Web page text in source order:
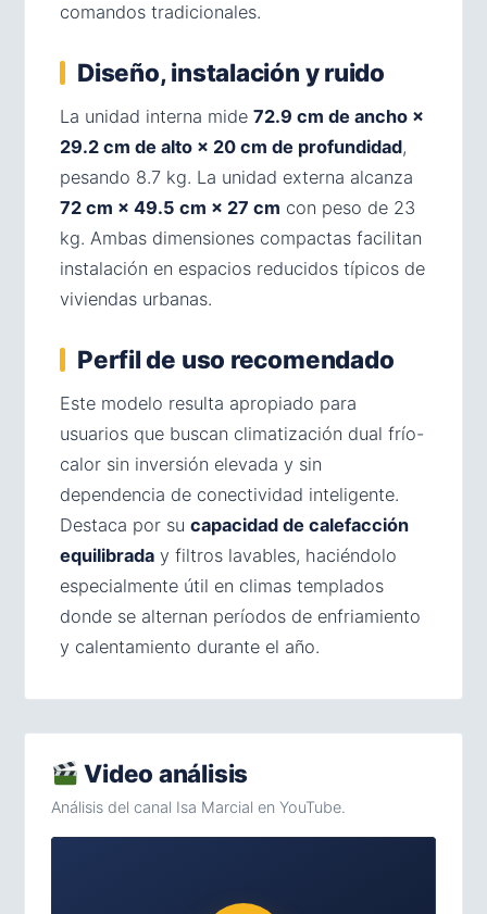
comandos tradicionales.
Diseño, instalación y ruido
La unidad interna mide 72.9 cm de ancho ×
29.2 cm de alto × 20 cm de profundidad,
pesando 8.7 kg. La unidad externa alcanza
72 cm × 49.5 cm × 27 cm con peso de 23
kg. Ambas dimensiones compactas facilitan
instalación en espacios reducidos típicos de
viviendas urbanas.
Perfil de uso recomendado
Este modelo resulta apropiado para
usuarios que buscan climatización dual frío-
calor sin inversión elevada y sin
dependencia de conectividad inteligente.
Destaca por su capacidad de calefacción
equilibrada y filtros lavables, haciéndolo
especialmente útil en climas templados
donde se alternan períodos de enfriamiento
y calentamiento durante el año.
Video análisis
Análisis del canal Isa Marcial en YouTube.